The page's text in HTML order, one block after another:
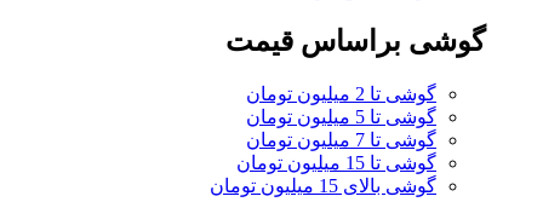
گوشی براساس قیمت
گوشی تا 2 میلیون تومان
گوشی تا 5 میلیون تومان
گوشی تا 7 میلیون تومان
گوشی تا 15 میلیون تومان
گوشی بالای 15 میلیون تومان